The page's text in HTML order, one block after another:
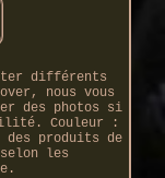
différents
nous vous
des photos si
Couleur :
des produits de
les